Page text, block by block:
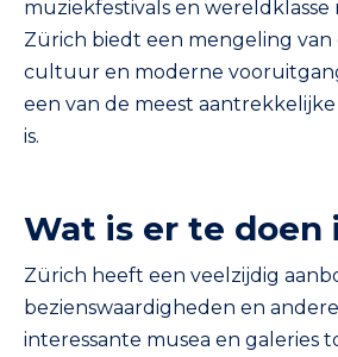
muziekfestivals en wereldklasse
Zürich biedt een mengeling van
cultuur en moderne
een van de meest
is.
Wat is er te doen
Zürich heeft een veelzijdig
bezienswaardigheden en
interessante musea en galeries